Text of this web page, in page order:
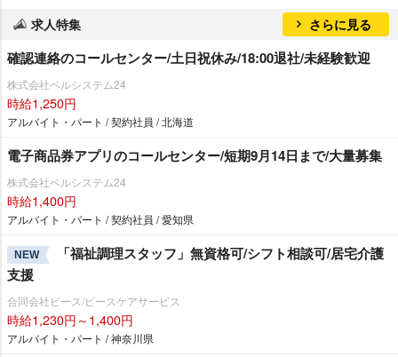
求人特集 さらに見る
確認連絡のコールセンター/土日祝休み/18:00退社/未経験歓迎
株式会社ベルシステム24
時給1,250円
アルバイト・パート / 契約社員 / 北海道
電子商品券アプリのコールセンター/短期9月14日まで/大量募集
株式会社ベルシステム24
時給1,400円
アルバイト・パート / 契約社員 / 愛知県
NEW
「福祉調理スタッフ」無資格可/シフト相談可/居宅介護
支援
合同会社ピース/ピースケアサービス
時給1,230円～1,400円
アルバイト・パート / 神奈川県